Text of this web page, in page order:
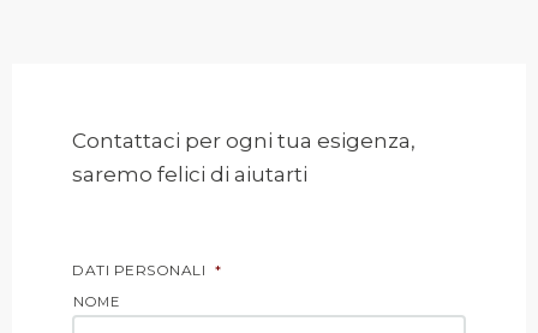
Contattaci per ogni tua esigenza,
saremo felici di aiutarti
DATI PERSONALI *
NOME